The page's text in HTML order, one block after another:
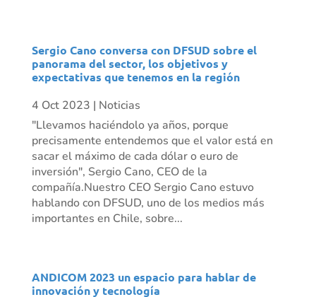
Sergio Cano conversa con DFSUD sobre el
panorama del sector, los objetivos y
expectativas que tenemos en la región
4 Oct 2023 | Noticias
"Llevamos haciéndolo ya años, porque
precisamente entendemos que el valor está en
sacar el máximo de cada dólar o euro de
inversión", Sergio Cano, CEO de la
compañía.Nuestro CEO Sergio Cano estuvo
hablando con DFSUD, uno de los medios más
importantes en Chile, sobre...
ANDICOM 2023 un espacio para hablar de
innovación y tecnología